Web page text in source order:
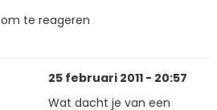
om te reageren
25 februari 2011 - 20:57
Wat dacht je van een